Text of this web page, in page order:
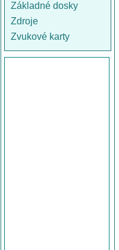
Základné dosky
Zdroje
Zvukové karty